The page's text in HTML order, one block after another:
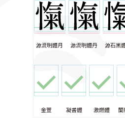
源流明體月 源流明體丹 源石黑
金萱 凝書體 激燃體 蘭